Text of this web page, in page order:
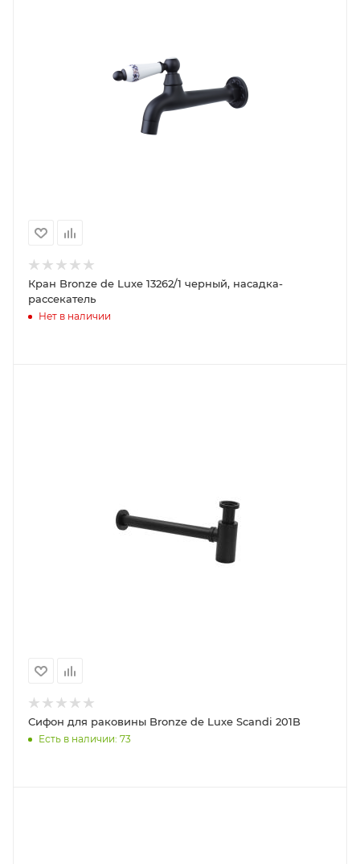
Кран Bronze de Luxe 13262/1 черный, насадка-
рассекатель
Нет в наличии
Сифон для раковины Bronze de Luxe Scandi 201B
Есть в наличии: 73